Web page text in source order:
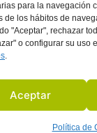
para la navegación
de los hábitos de
"Aceptar", rechazar
o configurar su uso
.
Aceptar
Política de
POLITICA